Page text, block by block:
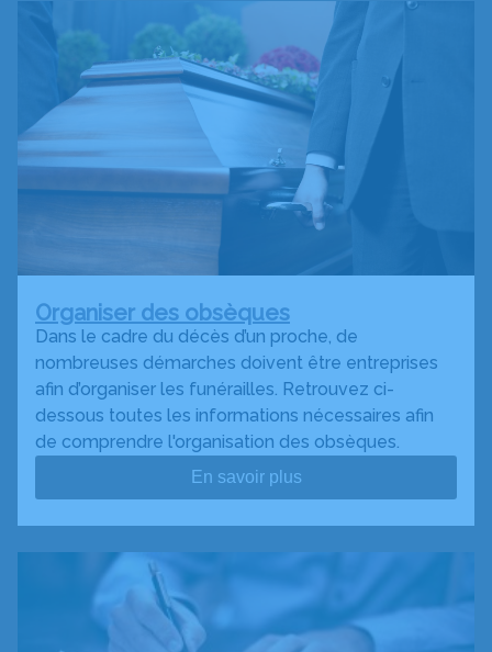
Organiser des obsèques
Dans le cadre du décès d’un proche, de
nombreuses démarches doivent être entreprises
afin d’organiser les funérailles. Retrouvez ci-
dessous toutes les informations nécessaires afin
de comprendre l'organisation des obsèques.
En savoir plus